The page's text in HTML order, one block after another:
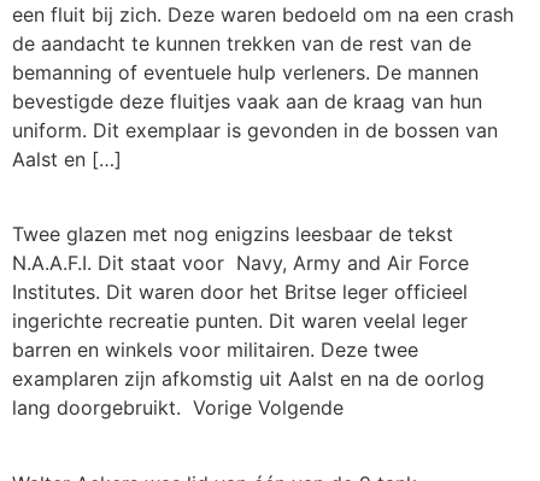
een fluit bij zich. Deze waren bedoeld om na een crash
de aandacht te kunnen trekken van de rest van de
bemanning of eventuele hulp verleners. De mannen
bevestigde deze fluitjes vaak aan de kraag van hun
uniform. Dit exemplaar is gevonden in de bossen van
Aalst en […]
Twee glazen met nog enigzins leesbaar de tekst
N.A.A.F.I. Dit staat voor Navy, Army and Air Force
Institutes. Dit waren door het Britse leger officieel
ingerichte recreatie punten. Dit waren veelal leger
barren en winkels voor militairen. Deze twee
examplaren zijn afkomstig uit Aalst en na de oorlog
lang doorgebruikt. Vorige Volgende